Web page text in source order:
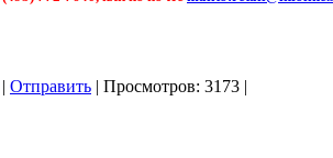
| Отправить | Просмотров: 3173 |